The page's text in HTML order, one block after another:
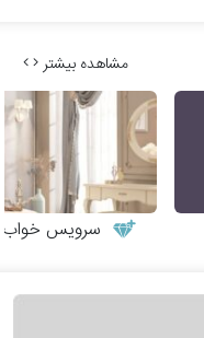
مشاهده بیشتر
سرویس خواب